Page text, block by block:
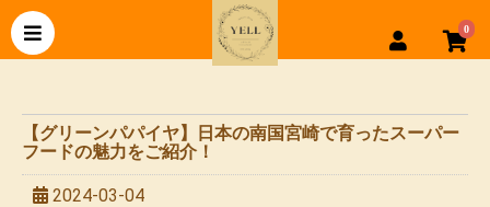
0
【グリーンパパイヤ】日本の南国宮崎で育ったスーパー
フードの魅力をご紹介！
2024-03-04